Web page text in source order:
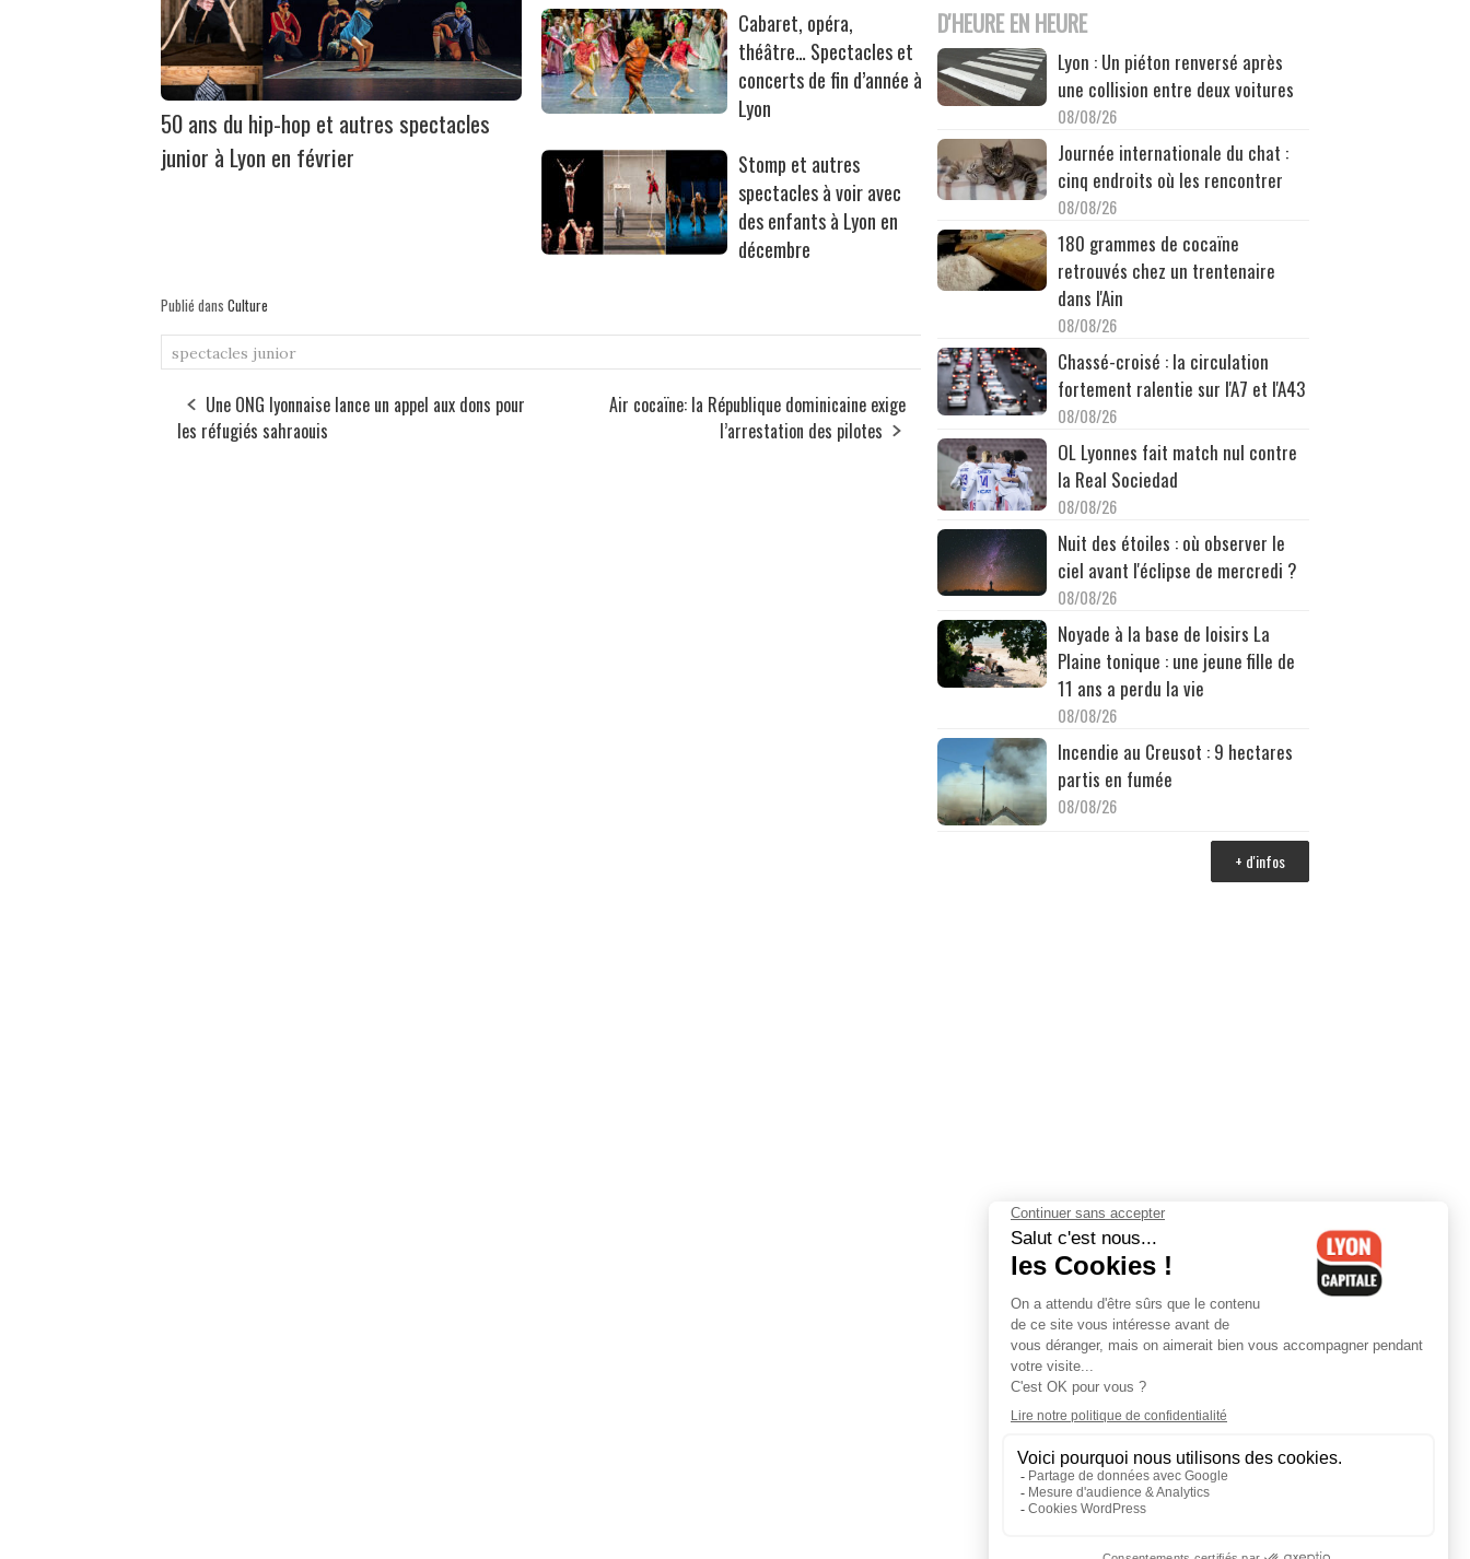
50 ans du hip-hop et autres spectacles
junior à Lyon en février
Cabaret, opéra,
théâtre… Spectacles et
concerts de fin d’année à
Lyon
Stomp et autres
spectacles à voir avec
des enfants à Lyon en
décembre
Publié dans Culture
spectacles junior
Une ONG lyonnaise lance un appel aux dons pour
les réfugiés sahraouis
Air cocaïne: la République dominicaine exige
l’arrestation des pilotes
D'HEURE EN HEURE
Lyon : Un piéton renversé après
une collision entre deux voitures
08/08/26
Journée internationale du chat :
cinq endroits où les rencontrer
08/08/26
180 grammes de cocaïne
retrouvés chez un trentenaire
dans l'Ain
08/08/26
Chassé-croisé : la circulation
fortement ralentie sur l'A7 et l'A43
08/08/26
OL Lyonnes fait match nul contre
la Real Sociedad
08/08/26
Nuit des étoiles : où observer le
ciel avant l'éclipse de mercredi ?
08/08/26
Noyade à la base de loisirs La
Plaine tonique : une jeune fille de
11 ans a perdu la vie
08/08/26
Incendie au Creusot : 9 hectares
partis en fumée
08/08/26
+ d'infos